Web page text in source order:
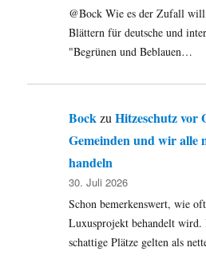
@Bock Wie es der Zufall
Blättern für deutsche und
"Begrünen und Beblauen…
BockzuHitzeschutz vor
Gemeinden und wir alle
handeln
30. Juli 2026
Schon bemerkenswert, wie
Luxusprojekt behandelt
schattige Plätze gelten als